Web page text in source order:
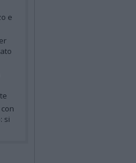
e
si